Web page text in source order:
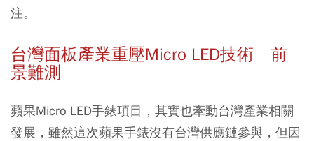
注。
台灣面板產業重壓Micro LED技術 前
景難測
蘋果Micro LED手錶項目，其實也牽動台灣產業相關
發展，雖然這次蘋果手錶沒有台灣供應鏈參與，但因